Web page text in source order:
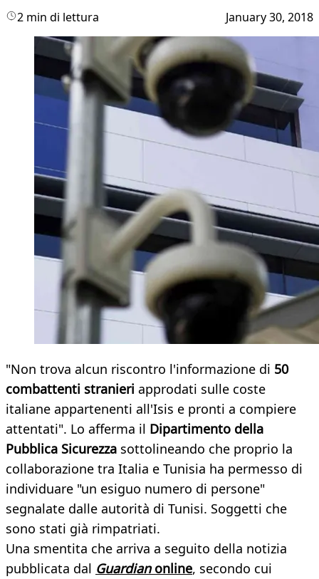
2 min di lettura January 30, 2018
"Non trova alcun riscontro l'informazione di 50
combattenti stranieri approdati sulle coste
italiane appartenenti all'Isis e pronti a compiere
attentati". Lo afferma il Dipartimento della
Pubblica Sicurezza sottolineando che proprio la
collaborazione tra Italia e Tunisia ha permesso di
individuare "un esiguo numero di persone"
segnalate dalle autorità di Tunisi. Soggetti che
sono stati già rimpatriati.
Una smentita che arriva a seguito della notizia
pubblicata dal Guardianonline, secondo cui